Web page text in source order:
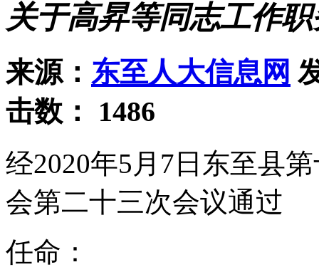
关于高昇等同志工作
来源： 东至人大信息网
击数： 1486
经2020年5月7日东至县
会第二十三次会议通过
任命：